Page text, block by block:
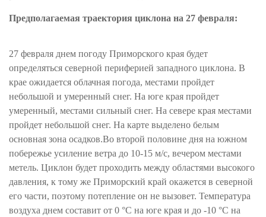
Предполагаемая траектория циклона на 27 февраля:
27 февраля днем погоду Приморского края будет
определяться северной периферией западного циклона. В
крае ожидается облачная погода, местами пройдет
небольшой и умеренный снег. На юге края пройдет
умеренный, местами сильный снег. На севере края местами
пройдет небольшой снег. На карте выделено белым
основная зона осадков.Во второй половине дня на южном
побережье усиление ветра до 10-15 м/с, вечером местами
метель. Циклон будет проходить между областями высокого
давления, к тому же Приморский край окажется в северной
его части, поэтому потепление он не вызовет. Температура
воздуха днем составит от 0 °С на юге края и до -10 °С на